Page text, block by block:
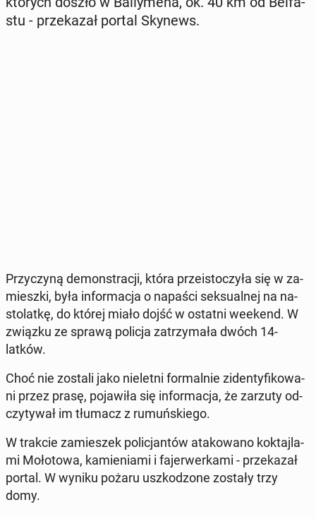
stu - prze­ka­zał portal Skynews.
Przy­czy­ną de­mon­stra­cji, która prze­isto­czy­ła się w za­
miesz­ki, była in­for­ma­cja o napaści sek­su­al­nej na na­
sto­lat­kę, do której miało dojść w ostatni weekend. W
związku ze sprawą policja za­trzy­ma­ła dwóch 14-
latków.
Choć nie zostali jako nie­let­ni for­mal­nie zi­den­ty­fi­ko­wa­
ni przez prasę, po­ja­wi­ła się in­for­ma­cja, że zarzuty od­
czy­ty­wał im tłumacz z ru­muń­skie­go.
W trakcie za­mie­szek po­li­cjan­tów ata­ko­wa­no kok­taj­la­
mi Mo­ło­to­wa, ka­mie­nia­mi i fa­jer­wer­ka­mi - prze­ka­zał
portal. W wyniku pożaru uszko­dzo­ne zostały trzy
domy.